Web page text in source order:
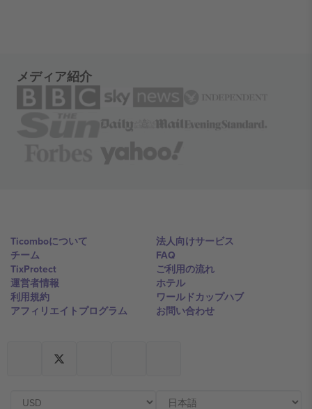
メディア紹介
Ticomboについて
チーム
TixProtect
運営者情報
利用規約
アフィリエイトプログラム
法人向けサービス
FAQ
ご利用の流れ
ホテル
ワールドカップハブ
お問い合わせ